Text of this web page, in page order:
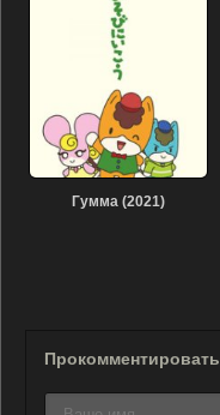
Гумма (2021)
Прокомментировать